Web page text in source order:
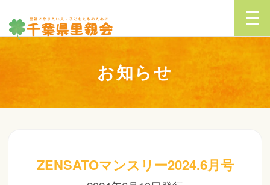
お知らせ
ZENSATOマンスリー2024.6月号